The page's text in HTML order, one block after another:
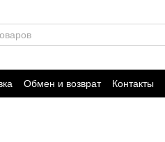
Обмен и возврат Контакты